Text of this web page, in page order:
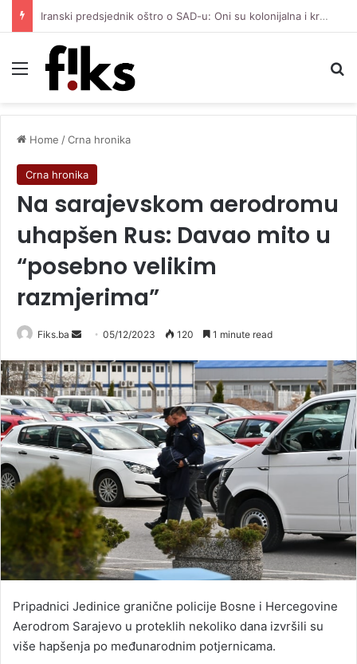
Iranski predsjednik oštro o SAD-u: Oni su kolonijalna i kriminalna država, natjerali smo ih na diplomatiju
Menu
Home /Crna hronika
Crna hronika
Na sarajevskom aerodromu
uhapšen Rus: Davao mito u
“posebno velikim
razmjerima”
Fiks.ba
Send
email
05/12/2023 120 1 minute read
Pripadnici Jedinice granične policije Bosne i Hercegovine
Aerodrom Sarajevo u proteklih nekoliko dana izvršili su
više hapšenja po međunarodnim potjernicama.